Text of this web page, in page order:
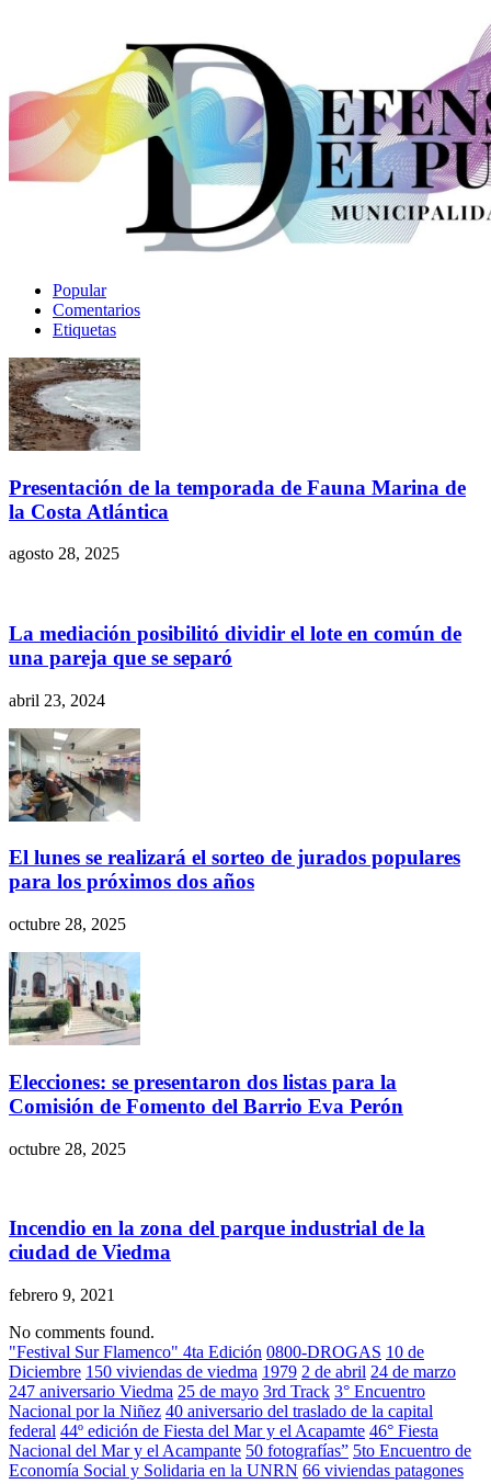
Popular
Comentarios
Etiquetas
Presentación de la temporada de Fauna Marina de
la Costa Atlántica
agosto 28, 2025
La mediación posibilitó dividir el lote en común de
una pareja que se separó
abril 23, 2024
El lunes se realizará el sorteo de jurados populares
para los próximos dos años
octubre 28, 2025
Elecciones: se presentaron dos listas para la
Comisión de Fomento del Barrio Eva Perón
octubre 28, 2025
Incendio en la zona del parque industrial de la
ciudad de Viedma
febrero 9, 2021
No comments found.
"Festival Sur Flamenco" 4ta Edición 0800-DROGAS 10 de
Diciembre 150 viviendas de viedma 1979 2 de abril 24 de marzo
247 aniversario Viedma 25 de mayo 3rd Track 3° Encuentro
Nacional por la Niñez 40 aniversario del traslado de la capital
federal 44º edición de Fiesta del Mar y el Acapamte 46° Fiesta
Nacional del Mar y el Acampante 50 fotografías” 5to Encuentro de
Economía Social y Solidaria en la UNRN 66 viviendas patagones